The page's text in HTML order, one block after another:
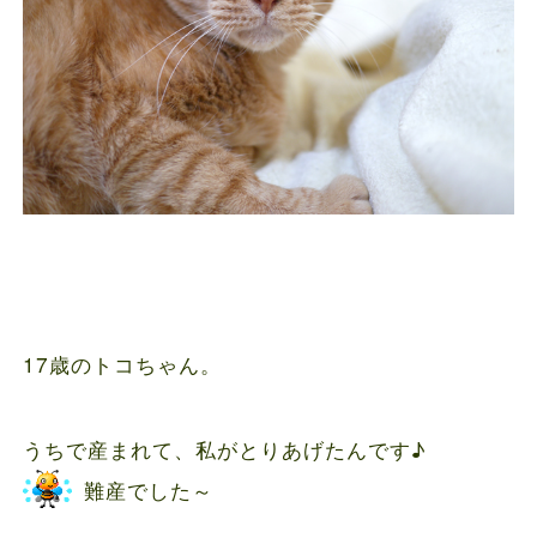
17歳のトコちゃん。
うちで産まれて、私がとりあげたんです♪
難産でした～